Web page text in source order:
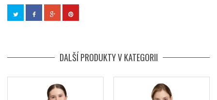
DALŠÍ PRODUKTY V KATEGORII